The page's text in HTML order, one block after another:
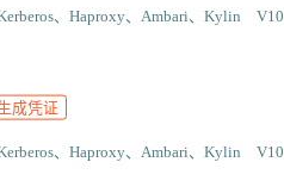
Haproxy Ambari Kylin V10
成凭证
Haproxy Ambari Kylin V10